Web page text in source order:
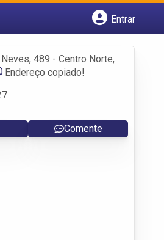
Entrar
489 - Centro Norte,
Endereço copiado!
Comente